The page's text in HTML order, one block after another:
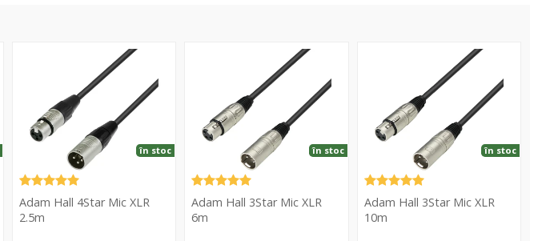
Adam Hall 4Star Mic XLR
2.5m
în stoc
Adam Hall 3Star Mic XLR
6m
în stoc
Adam Hall 3Star Mic XLR
10m
în stoc